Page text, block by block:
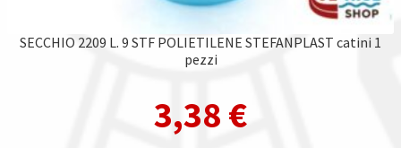
SECCHIO 2209 L. 9 STF POLIETILENE STEFANPLAST catini 1
pezzi
3,38 €